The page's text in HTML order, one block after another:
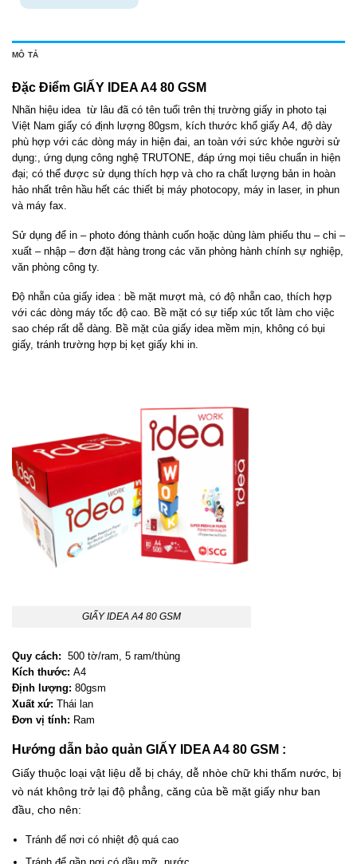
MÔ TẢ
Đặc Điểm GIẤY IDEA A4 80 GSM
Nhãn hiệu idea từ lâu đã có tên tuổi trên thị trường giấy in photo tại
Việt Nam giấy có định lượng 80gsm, kích thước khổ giấy A4, độ dày
phù hợp với các dòng máy in hiện đai, an toàn với sức khỏe người sử
dụng:, ứng dụng công nghệ TRUTONE, đáp ứng mọi tiêu chuẩn in hiện
đại; có thể được sử dụng thích hợp và cho ra chất lượng bản in hoàn
hảo nhất trên hầu hết các thiết bị máy photocopy, máy in laser, in phun
và máy fax.
Sử dụng để in – photo đóng thành cuốn hoặc dùng làm phiếu thu – chi –
xuất – nhập – đơn đặt hàng trong các văn phòng hành chính sự nghiệp,
văn phòng công ty.
Độ nhẵn của giấy idea : bề mặt mượt mà, có độ nhẵn cao, thích hợp
với các dòng máy tốc độ cao. Bề mặt có sự tiếp xúc tốt làm cho việc
sao chép rất dễ dàng. Bề mặt của giấy idea mềm mịn, không có bụi
giấy, tránh trường hợp bị kẹt giấy khi in.
GIẤY IDEA A4 80 GSM
Quy cách: 500 tờ/ram, 5 ram/thùng
Kích thước: A4
Định lượng: 80gsm
Xuất xứ: Thái lan
Đơn vị tính: Ram
Hướng dẫn bảo quản GIẤY IDEA A4 80 GSM :
Giấy thuộc loại vật liệu dễ bị cháy, dễ nhòe chữ khi thấm nước, bị
vò nát không trở lại độ phẳng, căng của bề mặt giấy như ban
đầu, cho nên:
Tránh để nơi có nhiệt độ quá cao